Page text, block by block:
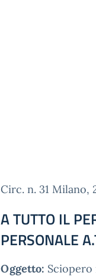
Circ. n. 31 Milano,
A TUTTO IL
PERSONALE
Oggetto: